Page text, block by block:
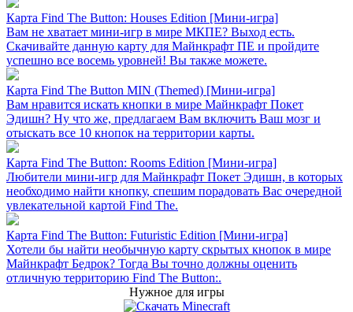
Карта Find The Button: Houses Edition [Мини-игра]
Вам не хватает мини-игр в мире МКПЕ? Выход есть.
Скачивайте данную карту для Майнкрафт ПЕ и пройдите
успешно все восемь уровней! Вы также можете.
Карта Find The Button MIN (Themed) [Mини-игра]
Вам нравится искать кнопки в мире Майнкрафт Покет
Эдишн? Ну что же, предлагаем Вам включить Ваш мозг и
отыскать все 10 кнопок на территории карты.
Карта Find The Button: Rooms Edition [Mини-игра]
Любители мини-игр для Майнкрафт Покет Эдишн, в которых
необходимо найти кнопку, спешим порадовать Вас очередной
увлекательной картой Find The.
Карта Find The Button: Futuristic Edition [Mини-игра]
Хотели бы найти необычную карту скрытых кнопок в мире
Майнкрафт Бедрок? Тогда Вы точно должны оценить
отличную территорию Find The Button:.
Нужное для игры